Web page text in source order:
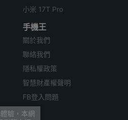
小米 17T Pro
手機王
關於我們
聯絡我們
隱私權政策
智慧財產權聲明
FB登入問題
驗，本網